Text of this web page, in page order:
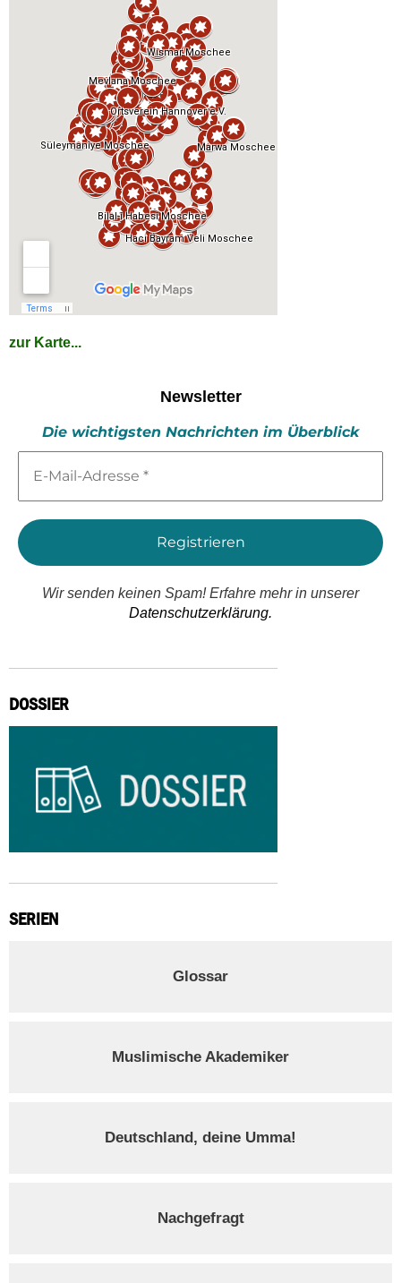
zur Karte...
Newsletter
Die wichtigsten Nachrichten im Überblick
Mail-
*
Wir senden keinen Spam! Erfahre mehr in unserer
Datenschutzerklärung.
DOSSIER
SERIEN
Glossar
Muslimische Akademiker
Deutschland, deine Umma!
Nachgefragt